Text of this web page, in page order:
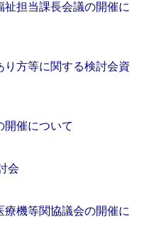
担当課長会議の開催に
方等に関する検討会資
催について
会
機等関協議会の開催に